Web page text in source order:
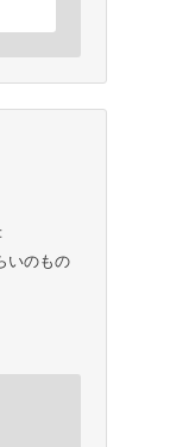
いのもの